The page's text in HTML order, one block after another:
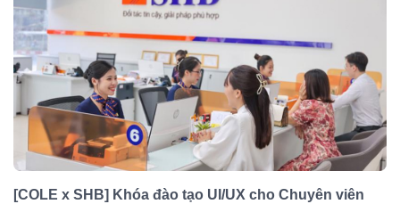
[COLE x SHB] Khóa đào tạo UI/UX cho Chuyên viên